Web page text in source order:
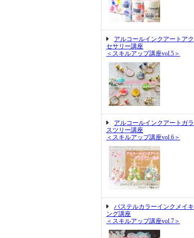
アルコールインクアートアク
セサリー講座
＜スキルアップ講座vol.5＞
アルコールインクアートガラ
スツリー講座
＜スキルアップ講座vol.6＞
パステルカラーインクメイキ
ング講座
＜スキルアップ講座vol.7＞